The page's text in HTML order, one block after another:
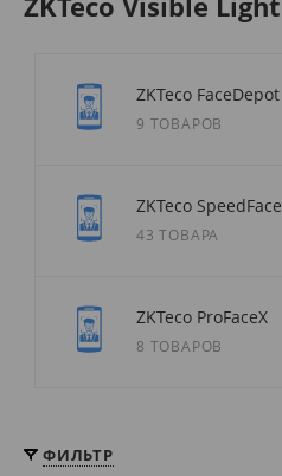
ZKTeco FaceDepot
9 ТОВАРОВ
ZKTeco SpeedFace
43 ТОВАРА
ZKTeco ProFaceX
8 ТОВАРОВ
ФИЛЬТР